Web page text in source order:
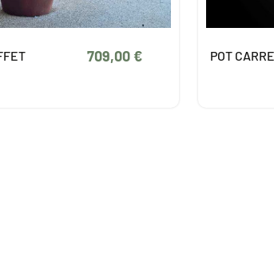
LUMINEUX 355,00 € POT VASE